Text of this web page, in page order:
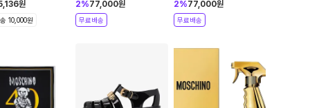
원
10,000원
2%77,000원
무료배송
2%77,000원
무료배송